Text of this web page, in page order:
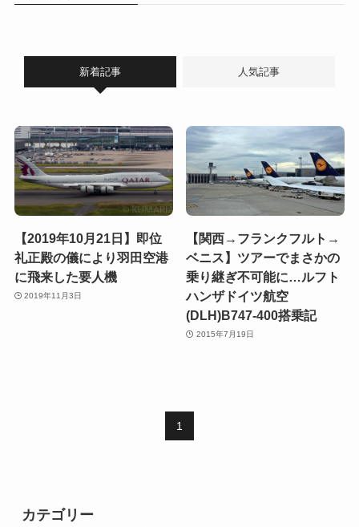
新着記事 人気記事
【2019年10月21日】即位
礼正殿の儀により羽田空港
に飛来した要人機
2019年11月3日
【関西→フランクフルト→
ベニス】ツアーでまさかの
乗り継ぎ不可能に…ルフト
ハンザドイツ航空
(DLH)B747-400搭乗記
2015年7月19日
1
カテゴリー